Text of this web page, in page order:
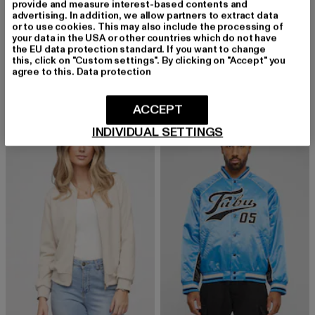
CLOUD5IVE
Cloud 5ive Blouson Bomber Jacket
24,08 EUR
Derzeitiger Preis: 24,08 EUR
32,99 EUR Aktionspreis: 32,99 EUR
CLOUD5IVE
Blouson Bomber Jacket
23,99 EUR
Derzeitiger Preis: 23,99 EUR
29,99 EURAktionspreis:
-42%
provide and measure interest-based contents and
advertising. In addition, we allow partners to extract data
or to use cookies. This may also include the processing of
your data in the USA or other countries which do not have
the EU data protection standard. If you want to change
this, click on "Custom settings". By clicking on "Accept" you
agree to this. Data protection
INDIVIDUAL SETTINGS
ACCEPT